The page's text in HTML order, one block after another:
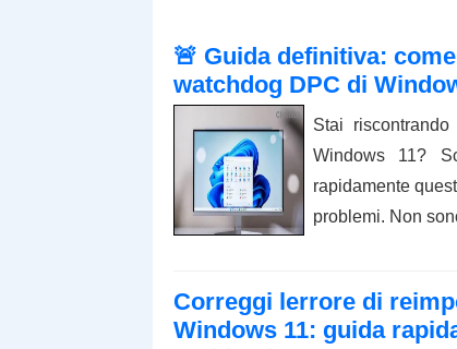
🚨 Guida definitiva:
watchdog DPC di
Stai
Windows 11?
rapidamente
problemi. Non
Correggi lerrore di
Windows 11: guida